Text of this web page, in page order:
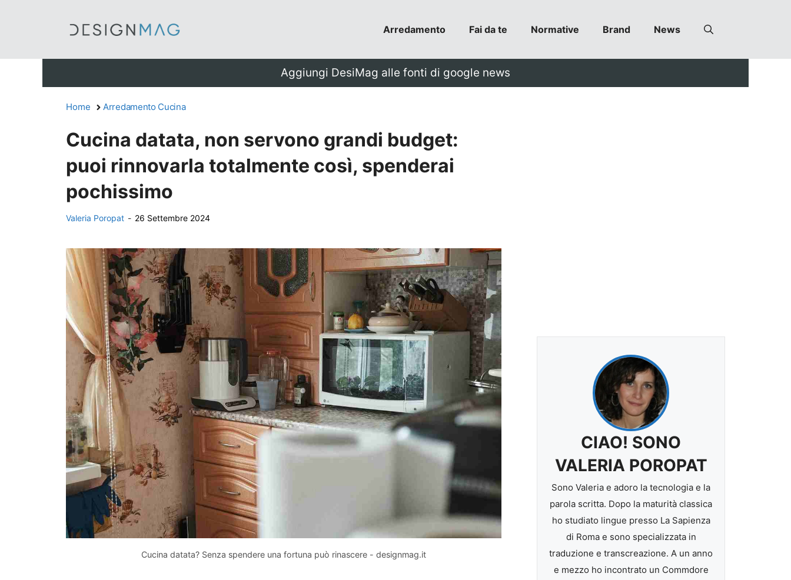
Arredamento Fai da te Normative Brand News
Aggiungi DesiMag alle fonti di google news
Home Arredamento Cucina
Cucina datata, non servono grandi budget:
puoi rinnovarla totalmente così, spenderai
pochissimo
Valeria Poropat - 26 Settembre 2024
Cucina datata? Senza spendere una fortuna può rinascere - designmag.it
CIAO! SONO
VALERIA POROPAT
Sono Valeria e adoro la tecnologia e la
parola scritta. Dopo la maturità classica
ho studiato lingue presso La Sapienza
di Roma e sono specializzata in
traduzione e transcreazione. A un anno
e mezzo ho incontrato un Commdore